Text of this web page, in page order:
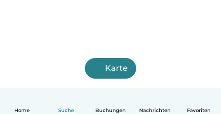
Home Suche Buchungen Nachrichten Favoriten
Karte